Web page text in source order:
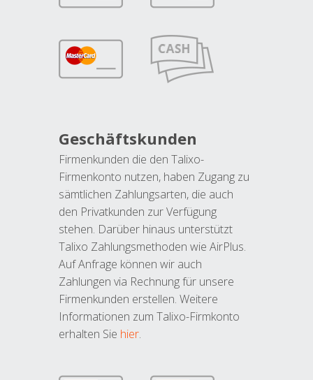
Geschäftskunden
Firmenkunden die den Talixo-
Firmenkonto nutzen, haben Zugang zu
sämtlichen Zahlungsarten, die auch
den Privatkunden zur Verfügung
stehen. Darüber hinaus unterstützt
Talixo Zahlungsmethoden wie AirPlus.
Auf Anfrage können wir auch
Zahlungen via Rechnung für unsere
Firmenkunden erstellen. Weitere
Informationen zum Talixo-Firmkonto
erhalten Sie hier.